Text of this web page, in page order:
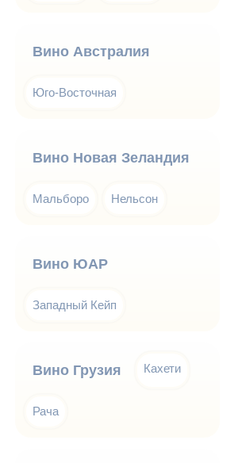
Вино Австралия
Юго-Восточная
Вино Новая Зеландия
Мальборо Нельсон
Вино ЮАР
Западный Кейп
Вино Грузия Кахети
Рача